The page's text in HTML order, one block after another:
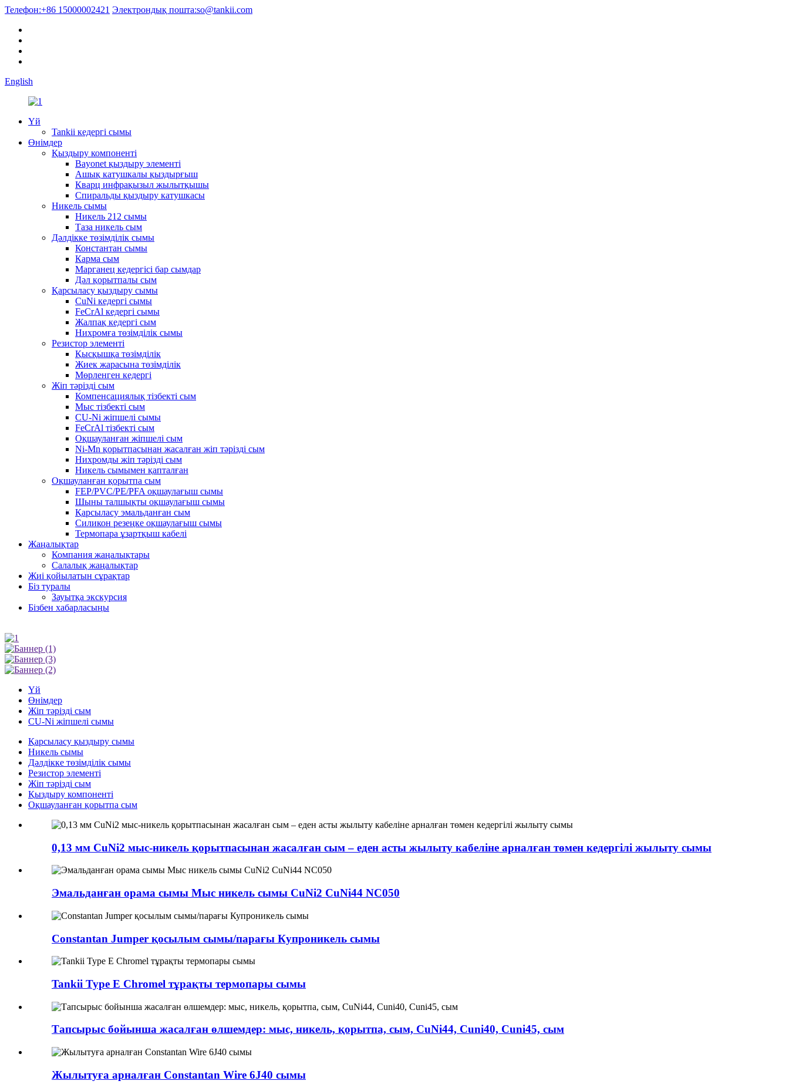
Телефон:+86 15000002421 Электрондық пошта:so@tankii.com
English
Үй
Tankii кедергі сымы
Өнімдер
Қыздыру компоненті
Bayonet қыздыру элементі
Ашық катушкалы қыздырғыш
Кварц инфрақызыл жылытқышы
Спиральды қыздыру катушкасы
Никель сымы
Никель 212 сымы
Таза никель сым
Дәлдікке төзімділік сымы
Константан сымы
Карма сым
Марганец кедергісі бар сымдар
Дәл қорытпалы сым
Қарсыласу қыздыру сымы
CuNi кедергі сымы
FeCrAl кедергі сымы
Жалпақ кедергі сым
Нихромға төзімділік сымы
Резистор элементі
Қысқышқа төзімділік
Жиек жарасына төзімділік
Мөрленген кедергі
Жіп тәрізді сым
Компенсациялық тізбекті сым
Мыс тізбекті сым
CU-Ni жіпшелі сымы
FeCrAl тізбекті сым
Оқшауланған жіпшелі сым
Ni-Mn қорытпасынан жасалған жіп тәрізді сым
Нихромды жіп тәрізді сым
Никель сымымен қапталған
Оқшауланған қорытпа сым
FEP/PVC/PE/PFA оқшаулағыш сымы
Шыны талшықты оқшаулағыш сымы
Қарсыласу эмальданған сым
Силикон резеңке оқшаулағыш сымы
Термопара ұзартқыш кабелі
Жаңалықтар
Компания жаңалықтары
Салалық жаңалықтар
Жиі қойылатын сұрақтар
Біз туралы
Зауытқа экскурсия
Бізбен хабарласыңы
Үй
Өнімдер
Жіп тәрізді сым
CU-Ni жіпшелі сымы
Қарсыласу қыздыру сымы
Никель сымы
Дәлдікке төзімділік сымы
Резистор элементі
Жіп тәрізді сым
Қыздыру компоненті
Оқшауланған қорытпа сым
0,13 мм CuNi2 мыс-никель қорытпасынан жасалған сым – еден асты жылыту кабеліне арналған төмен кедергілі жылыту сымы
Эмальданған орама сымы Мыс никель сымы CuNi2 CuNi44 NC050
Constantan Jumper қосылым сымы/парағы Купроникель сымы
Tankii Type E Chromel тұрақты термопары сымы
Тапсырыс бойынша жасалған өлшемдер: мыс, никель, қорытпа, сым, CuNi44, Cuni40, Cuni45, сым
Жылытуға арналған Constantan Wire 6J40 сымы